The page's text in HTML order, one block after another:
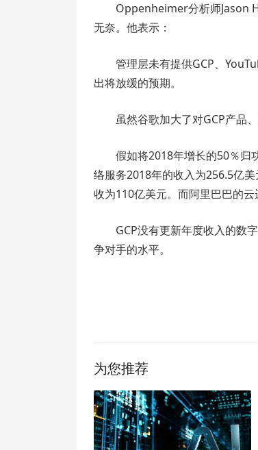
Oppenheimer分析师Jason
无奈。他表示：
管理层未有提供GCP、
出将放缓的预期。
虽然谷歌加大了对GCP产品
假如将2018年增长的50％归
络服务2018年的收入为256.5亿
收为110亿美元。而阿里巴巴的云
GCP没有更新年度收入的数
争对手的水平。
为您推荐